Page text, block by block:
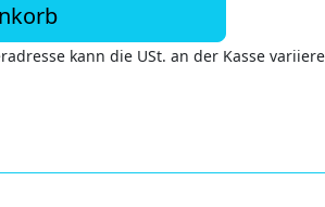
kann die USt. an der Kasse